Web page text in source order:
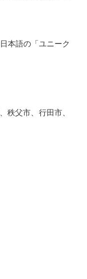
本語の「ユニーク
父市、行田市、